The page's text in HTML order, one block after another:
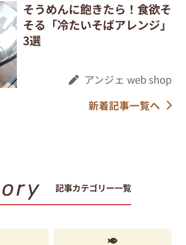
そうめんに飽きたら！食欲そ
そる「冷たいそばアレンジ」
3選
アンジェ web shop
新着記事一覧へ
記事カテゴリー一覧